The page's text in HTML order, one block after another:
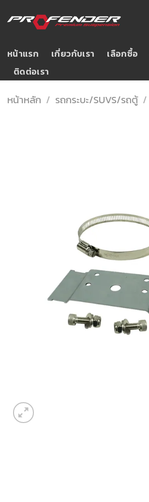
to
หน้าแรก เกี่ยวกับเรา เลือกซื้อ
ติดต่อเรา
หน้าหลัก / รถกระบะ/SUVS/รถตู้ /